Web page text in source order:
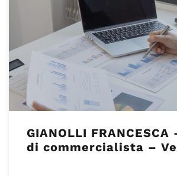
GIANOLLI
di